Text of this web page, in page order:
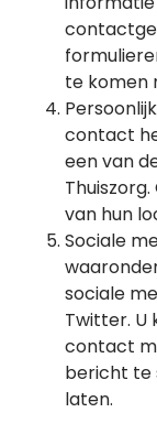
te komen
contact
een van
van hun
Sociale
sociale
Twitter. U
contact
bericht te
laten.